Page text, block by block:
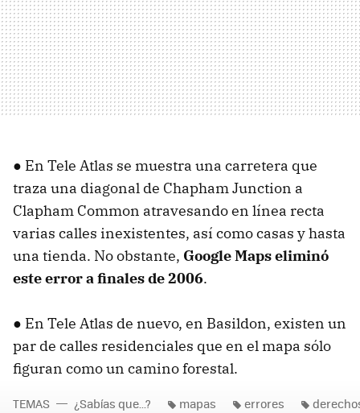
● En Tele Atlas se muestra una carretera que
traza una diagonal de Chapham Junction a
Clapham Common atravesando en línea recta
varias calles inexistentes, así como casas y hasta
una tienda. No obstante, Google Maps eliminó
este error a finales de 2006.
● En Tele Atlas de nuevo, en Basildon, existen un
par de calles residenciales que en el mapa sólo
figuran como un camino forestal.
TEMAS ¿Sabías que...? mapas errores